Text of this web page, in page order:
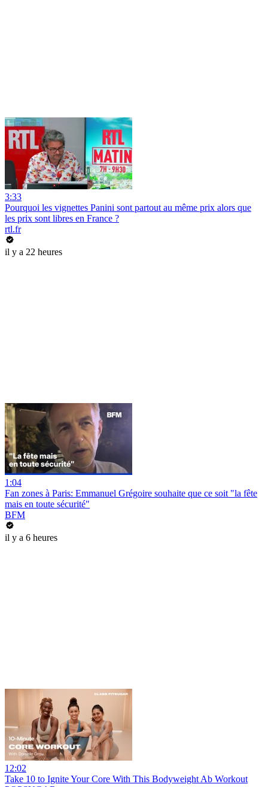
3:33
Pourquoi les vignettes Panini sont partout au même prix alors que
les prix sont libres en France ?
rtl.fr
il y a 22 heures
1:04
Fan zones à Paris: Emmanuel Grégoire souhaite que ce soit "la fête
mais en toute sécurité"
BFM
il y a 6 heures
12:02
Take 10 to Ignite Your Core With This Bodyweight Ab Workout